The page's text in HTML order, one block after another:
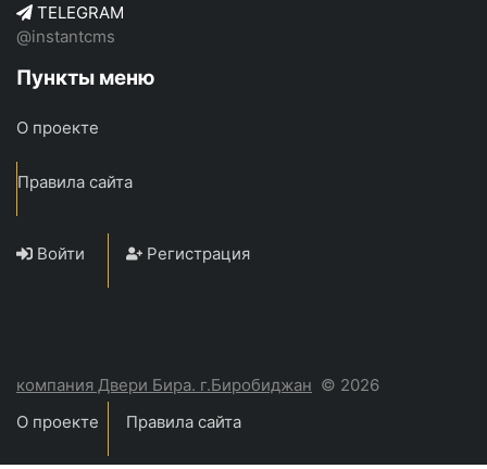
TELEGRAM
@instantcms
Пункты меню
О проекте
Правила сайта
Войти Регистрация
компания Двери Бира. г.Биробиджан © 2026
О проекте
Правила сайта